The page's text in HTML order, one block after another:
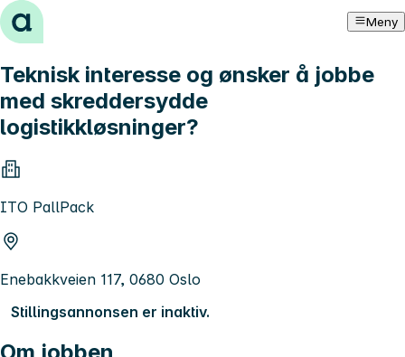
Hopp til innhold Meny
Teknisk interesse og ønsker å jobbe
med skreddersydde
logistikkløsninger?
ITO PallPack
Enebakkveien 117, 0680 Oslo
Stillingsannonsen er inaktiv.